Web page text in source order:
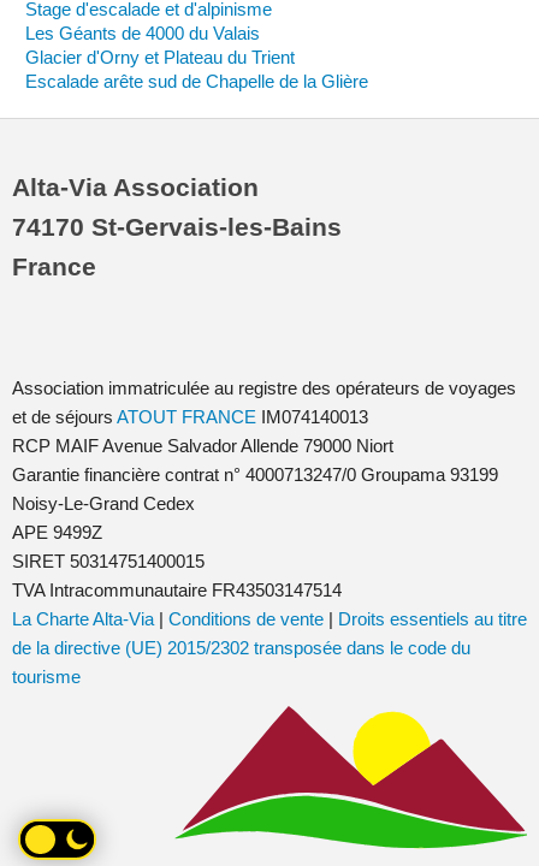
Stage d'escalade et d'alpinisme
Les Géants de 4000 du Valais
Glacier d'Orny et Plateau du Trient
Escalade arête sud de Chapelle de la Glière
Alta-Via Association
74170 St-Gervais-les-Bains
France
Association immatriculée au registre des opérateurs de voyages
et de séjours ATOUT FRANCE IM074140013
RCP MAIF Avenue Salvador Allende 79000 Niort
Garantie financière contrat n° 4000713247/0 Groupama 93199
Noisy-Le-Grand Cedex
APE 9499Z
SIRET 50314751400015
TVA Intracommunautaire FR43503147514
La Charte Alta-Via | Conditions de vente | Droits essentiels au titre
de la directive (UE) 2015/2302 transposée dans le code du
tourisme